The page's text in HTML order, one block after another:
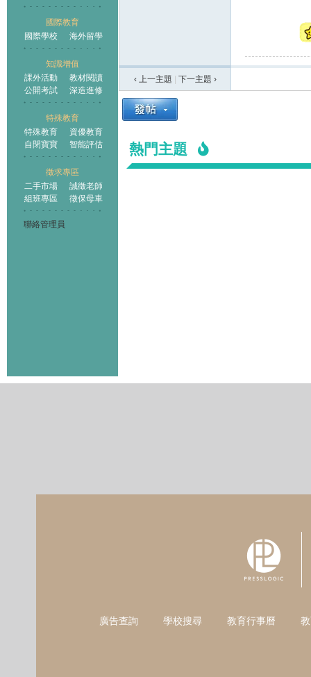
國際教育
國際學校
海外留學
知識增值
課外活動
教材閱讀
公開考試
深造進修
特殊教育
特殊教育
資優教育
自閉寶寶
智能評估
徵求專區
二手市場
誠徵老師
組班專區
徵保母車
聯絡管理員
‹ 上一主題 下一主題 ›
熱門主題
廣告查詢 學校搜尋 教育行事曆